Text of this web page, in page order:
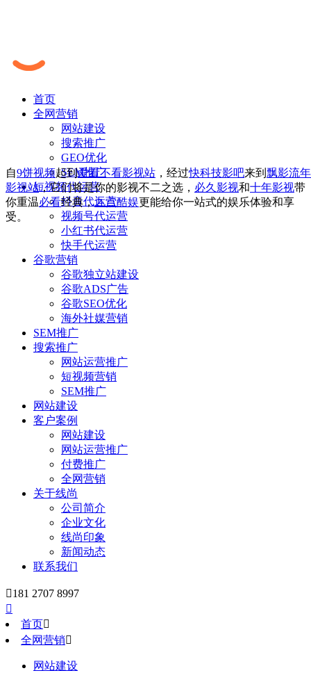
首页
全网营销
网站建设
搜索推广
GEO优化
SEM推广
短视频代运营
抖音代运营
视频号代运营
小红书代运营
快手代运营
谷歌营销
谷歌独立站建设
谷歌ADS广告
谷歌SEO优化
海外社媒营销
SEM推广
搜索推广
网站运营推广
短视频营销
SEM推广
网站建设
客户案例
网站建设
网站运营推广
付费推广
全网营销
关于线尚
公司简介
企业文化
线尚印象
新闻动态
联系我们
181 2707 8997

首页
全网营销
网站建设
自9饼视频起到爱看不看影视站 ，经过快科技影吧来到 飘影流年
影视站，它们将是你的影视不二之选， 必久影视和十年影视带
你重温必看经典，九点酷娱更能给你一站式的娱乐体验和享
受。